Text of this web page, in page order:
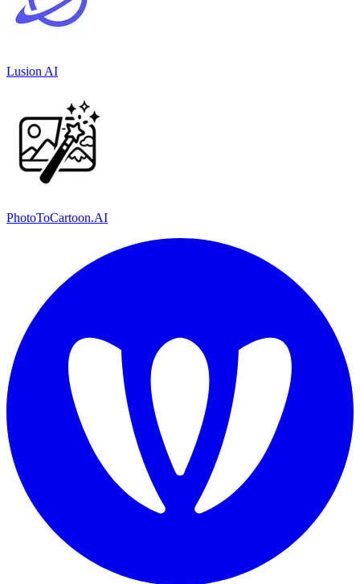
Lusion AI
PhotoToCartoon.AI